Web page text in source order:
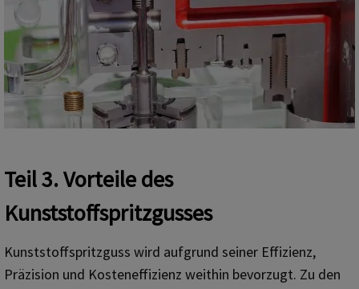
Teil 3. Vorteile des
Kunststoffspritzgusses
Kunststoffspritzguss wird aufgrund seiner Effizienz,
Präzision und Kosteneffizienz weithin bevorzugt. Zu den